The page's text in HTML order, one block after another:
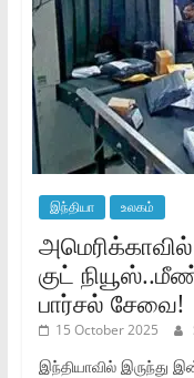
இந்தியா உலகம்
குட்
பார்சல் சேவை!
15 October 2025
இந்தியாவில் இருந்து